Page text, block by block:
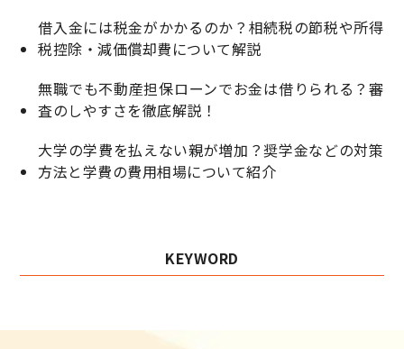
借入金には税金がかかるのか？相続税の節税や所得
税控除・減価償却費について解説
無職でも不動産担保ローンでお金は借りられる？審
査のしやすさを徹底解説！
大学の学費を払えない親が増加？奨学金などの対策
方法と学費の費用相場について紹介
KEYWORD